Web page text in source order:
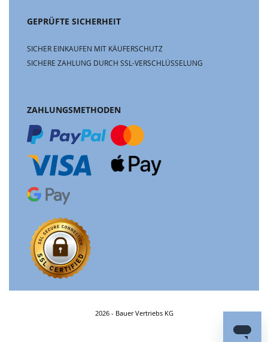
GEPRÜFTE SICHERHEIT
SICHER EINKAUFEN MIT KÄUFERSCHUTZ
SICHERE ZAHLUNG DURCH SSL-VERSCHLÜSSELUNG
ZAHLUNGSMETHODEN
2026 - Bauer Vertriebs KG